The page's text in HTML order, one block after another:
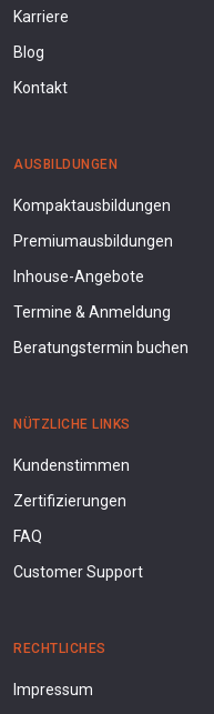
Karriere
Blog
Kontakt
AUSBILDUNGEN
Kompaktausbildungen
Premiumausbildungen
Inhouse-Angebote
Termine & Anmeldung
Beratungstermin buchen
NÜTZLICHE LINKS
Kundenstimmen
Zertifizierungen
FAQ
Customer Support
RECHTLICHES
Impressum